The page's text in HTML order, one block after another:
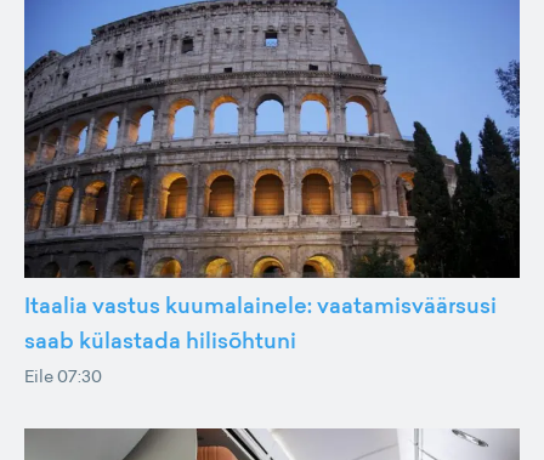
Itaalia vastus kuumalainele: vaatamisväärsusi
saab külastada hilisõhtuni
Eile 07:30